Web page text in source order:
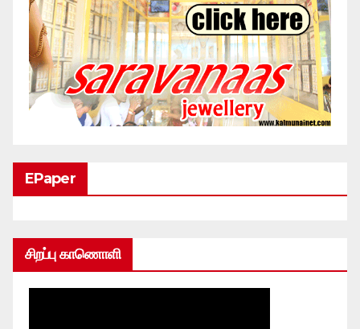
EPaper
சிறப்பு காணொளி